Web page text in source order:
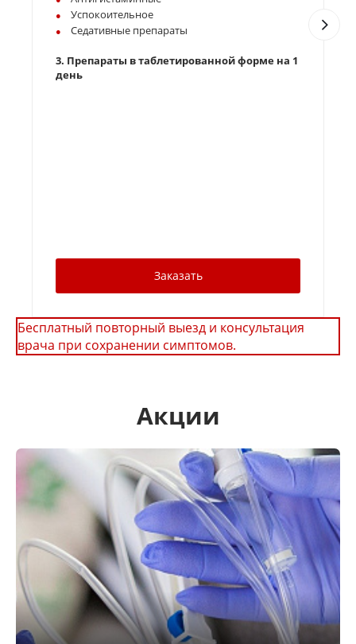
Успокоительное
Седативные препараты
3. Препараты в таблетированной форме на 1
день
Заказать
Бесплатный повторный выезд и консультация
врача при сохранении симптомов.
Акции